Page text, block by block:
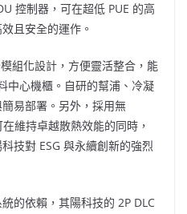
控制器，可在超低 PUE 的高
且安全的運作。
組化設計，方便靈活整合，能
中心機櫃。自研的幫浦、冷凝
易部署。另外，採用無
維持卓越散熱效能的同時，
技對 ESG 與永續創新的強烈
的依賴，其陽科技的 2P DLC